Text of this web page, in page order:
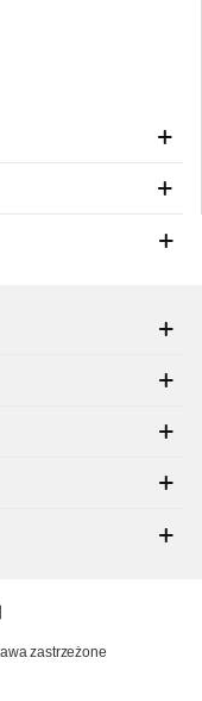
zastrzeżone